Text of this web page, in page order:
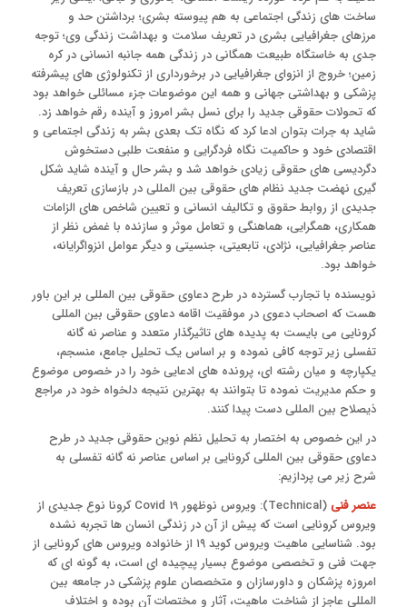
ساخت های زندگی اجتماعی به هم پیوسته بشری؛ برداشتن حد و
مرزهای جغرافیایی بشری در تعریف سلامت و بهداشت زندگی وی؛ توجه
جدی به خاستگاه طبیعت همگانی در زندگی همه جانبه انسانی در کره
زمین؛ خروج از انزوای جغرافیایی در برخورداری از تکنولوژی های پیشرفته
پزشکی و بهداشتی جهانی و همه این موضوعات جزء مسائلی خواهد بود
که تحولات حقوقی جدید را برای نسل بشر امروز و آینده رقم خواهد زد.
شاید به جرات بتوان ادعا کرد که نگاه تک بعدی بشر به زندگی اجتماعی و
اقتصادی خود و حاکمیت نگاه فردگرایی و منفعت طلبی دستخوش
دگردیسی های حقوقی زیادی خواهد شد و بشر حال و آینده شاید شکل
گیری نهضت جدید نظام های حقوقی بین المللی در بازسازی تعریف
جدیدی از روابط حقوق و تکالیف انسانی و تعیین شاخص های الزامات
همکاری، همگرایی، هماهنگی و تعامل موثر و سازنده با غمض نظر از
عناصر جغرافیایی، نژادی، تابعیتی، جنسیتی و دیگر عوامل انزواگرایانه،
خواهد بود.
نویسنده با تجارب گسترده در طرح دعاوی حقوقی بین المللی بر این باور
هست که اصحاب دعوی در موفقیت اقامه دعاوی حقوقی بین المللی
کرونایی می بایست به پدیده های تاثیرگذار متعدد و عناصر نه گانه
تفسلی زیر توجه کافی نموده و بر اساس یک تحلیل جامع، منسجم،
یکپارچه و میان رشته ای، پرونده های ادعایی خود را در خصوص موضوع
و حکم مدیریت نموده تا بتوانند به بهترین نتیجه دلخواه خود در مراجع
ذیصلاح بین المللی دست پیدا کنند.
در این خصوص به اختصار به تحلیل نظم نوین حقوقی جدید در طرح
دعاوی حقوقی بین المللی کرونایی بر اساس عناصر نه گانه تفسلی به
شرح زیر می پردازیم:
عنصر فنی
(Technical): ویروس نوظهور Covid 19 کرونا نوع جدیدی از
ویروس کرونایی است که پیش از آن در زندگی انسان ها تجربه نشده
بود. شناسایی ماهیت ویروس کوید ۱۹ از خانواده ویروس های کرونایی از
جهت فنی و تخصصی موضوع بسیار پیچیده ای است، به گونه ای که
امروزه پزشکان و داورسازان و متخصصان علوم پزشکی در جامعه بین
المللی عاجز از شناخت ماهیت، آثار و مختصات آن بوده و اختلاف